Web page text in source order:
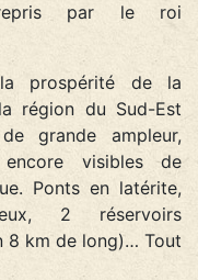
par le roi
prospérité de la
région du Sud-Est
grande ampleur,
visibles de
Ponts en latérite,
2 réservoirs
8 km de long)… Tout